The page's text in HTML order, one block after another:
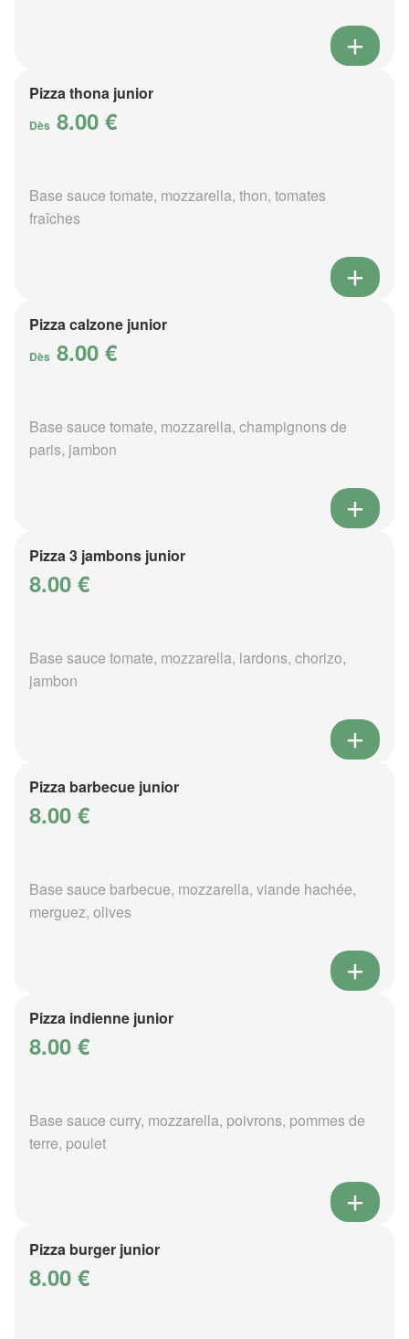
Pizza thona junior
Dès 8.00 €
Base sauce tomate, mozzarella, thon, tomates
fraîches
Pizza calzone junior
Dès 8.00 €
Base sauce tomate, mozzarella, champignons de
paris, jambon
Pizza 3 jambons junior
8.00 €
Base sauce tomate, mozzarella, lardons, chorizo,
jambon
Pizza barbecue junior
8.00 €
Base sauce barbecue, mozzarella, viande hachée,
merguez, olives
Pizza indienne junior
8.00 €
Base sauce curry, mozzarella, poivrons, pommes de
terre, poulet
Pizza burger junior
8.00 €